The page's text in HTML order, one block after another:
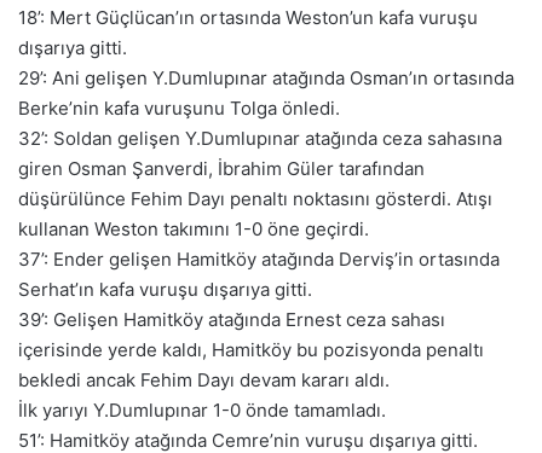
18’: Mert Güçlücan’ın ortasında Weston’un kafa vuruşu
dışarıya gitti.
29’: Ani gelişen Y.Dumlupınar atağında Osman’ın ortasında
Berke’nin kafa vuruşunu Tolga önledi.
32’: Soldan gelişen Y.Dumlupınar atağında ceza sahasına
giren Osman Şanverdi, İbrahim Güler tarafından
düşürülünce Fehim Dayı penaltı noktasını gösterdi. Atışı
kullanan Weston takımını 1-0 öne geçirdi.
37’: Ender gelişen Hamitköy atağında Derviş’in ortasında
Serhat’ın kafa vuruşu dışarıya gitti.
39’: Gelişen Hamitköy atağında Ernest ceza sahası
içerisinde yerde kaldı, Hamitköy bu pozisyonda penaltı
bekledi ancak Fehim Dayı devam kararı aldı.
İlk yarıyı Y.Dumlupınar 1-0 önde tamamladı.
51’: Hamitköy atağında Cemre’nin vuruşu dışarıya gitti.